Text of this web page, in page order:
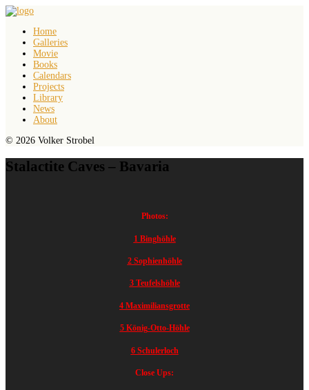
Home
Galleries
Movie
Books
Calendars
Projects
Library
News
About
© 2026 Volker Strobel
Stalactite Caves – Bavaria
Photos:
1 Binghöhle
2 Sophienhöhle
3 Teufelshöhle
4 Maximiliansgrotte
5 König-Otto-Höhle
6 Schulerloch
Close Ups: